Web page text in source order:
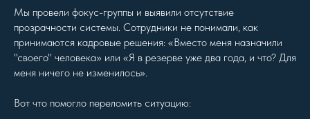
Мы провели фокус-группы и выявили отсутствие
прозрачности системы. Сотрудники не понимали, как
принимаются кадровые решения: «Вместо меня назначили
"своего" человека» или «Я в резерве уже два года, и что? Для
меня ничего не изменилось».
Вот что помогло переломить ситуацию: